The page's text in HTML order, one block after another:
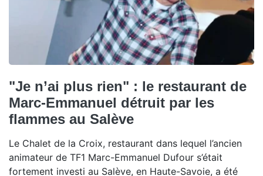
"Je n’ai plus rien" : le restaurant de
Marc-Emmanuel détruit par les
flammes au Salève
Le Chalet de la Croix, restaurant dans lequel l’ancien
animateur de TF1 Marc-Emmanuel Dufour s’était
fortement investi au Salève, en Haute-Savoie, a été